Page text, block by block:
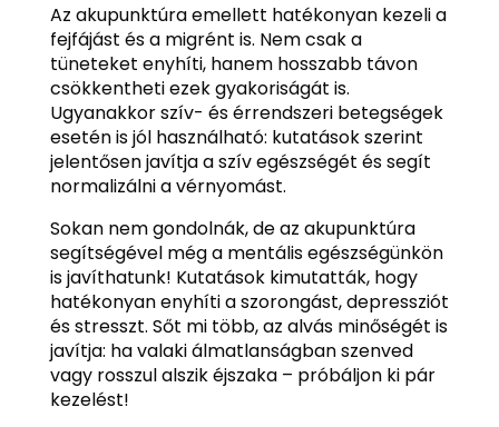
Az akupunktúra emellett hatékonyan kezeli a
fejfájást és a migrént is. Nem csak a
tüneteket enyhíti, hanem hosszabb távon
csökkentheti ezek gyakoriságát is.
Ugyanakkor szív- és érrendszeri betegségek
esetén is jól használható: kutatások szerint
jelentősen javítja a szív egészségét és segít
normalizálni a vérnyomást.
Sokan nem gondolnák, de az akupunktúra
segítségével még a mentális egészségünkön
is javíthatunk! Kutatások kimutatták, hogy
hatékonyan enyhíti a szorongást, depressziót
és stresszt. Sőt mi több, az alvás minőségét is
javítja: ha valaki álmatlanságban szenved
vagy rosszul alszik éjszaka – próbáljon ki pár
kezelést!